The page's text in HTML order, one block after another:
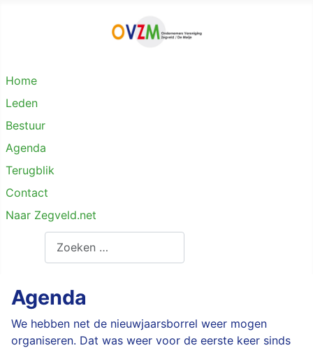
Home
Leden
Bestuur
Agenda
Terugblik
Contact
Naar Zegveld.net
Agenda
We hebben net de nieuwjaarsborrel weer mogen
organiseren. Dat was weer voor de eerste keer sinds